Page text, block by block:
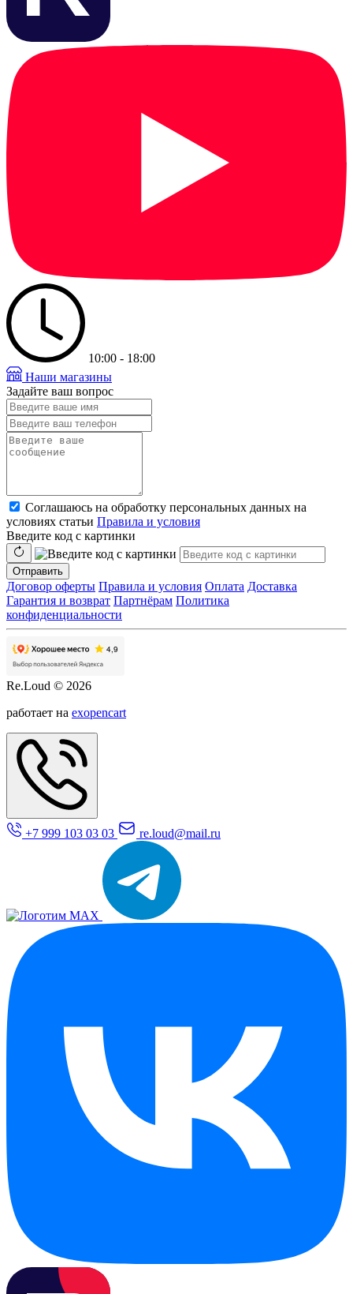
10:00 - 18:00
Наши магазины
Задайте ваш вопрос
Соглашаюсь на обработку персональных данных на
условиях статьи Правила и условия
Введите код с картинки
Отправить
Договор оферты Правила и условия Оплата Доставка
Гарантия и возврат Партнёрам Политика
конфиденциальности
Re.Loud © 2026
работает на exopencart
+7 999 103 03 03 re.loud@mail.ru